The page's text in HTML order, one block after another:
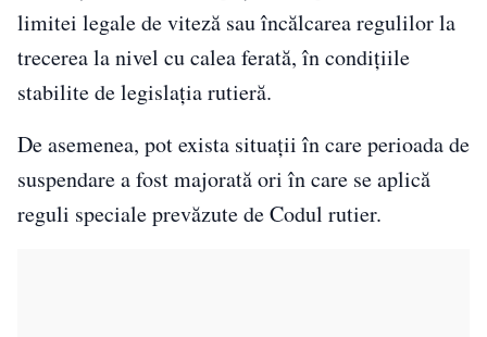
limitei legale de viteză sau încălcarea regulilor la
trecerea la nivel cu calea ferată, în condițiile
stabilite de legislația rutieră.
De asemenea, pot exista situații în care perioada de
suspendare a fost majorată ori în care se aplică
reguli speciale prevăzute de Codul rutier.